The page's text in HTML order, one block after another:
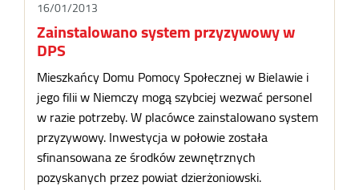
16/01/2013
Zainstalowano system przyzywowy w
DPS
Mieszkańcy Domu Pomocy Społecznej w Bielawie i
jego filii w Niemczy mogą szybciej wezwać personel
w razie potrzeby. W placówce zainstalowano system
przyzywowy. Inwestycja w połowie została
sfinansowana ze środków zewnętrznych
pozyskanych przez powiat dzierżoniowski.